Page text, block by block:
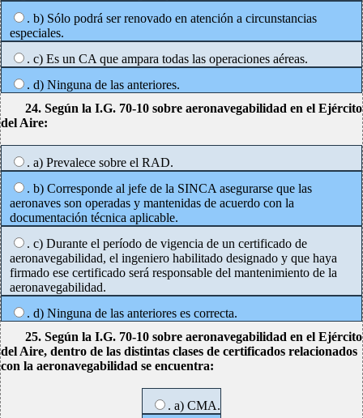
. b) Sólo podrá ser renovado en atención a circunstancias
especiales.
. c) Es un CA que ampara todas las operaciones aéreas.
. d) Ninguna de las anteriores.
24. Según la I.G. 70-10 sobre aeronavegabilidad en el Ejército
del Aire:
. a) Prevalece sobre el RAD.
. b) Corresponde al jefe de la SINCA asegurarse que las
aeronaves son operadas y mantenidas de acuerdo con la
documentación técnica aplicable.
. c) Durante el período de vigencia de un certificado de
aeronavegabilidad, el ingeniero habilitado designado y que haya
firmado ese certificado será responsable del mantenimiento de la
aeronavegabilidad.
. d) Ninguna de las anteriores es correcta.
25. Según la I.G. 70-10 sobre aeronavegabilidad en el Ejército
del Aire, dentro de las distintas clases de certificados relacionados
con la aeronavegabilidad se encuentra:
. a) CMA.